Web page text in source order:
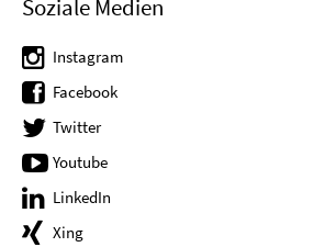
Soziale Medien
Instagram
Facebook
Twitter
Youtube
LinkedIn
Xing